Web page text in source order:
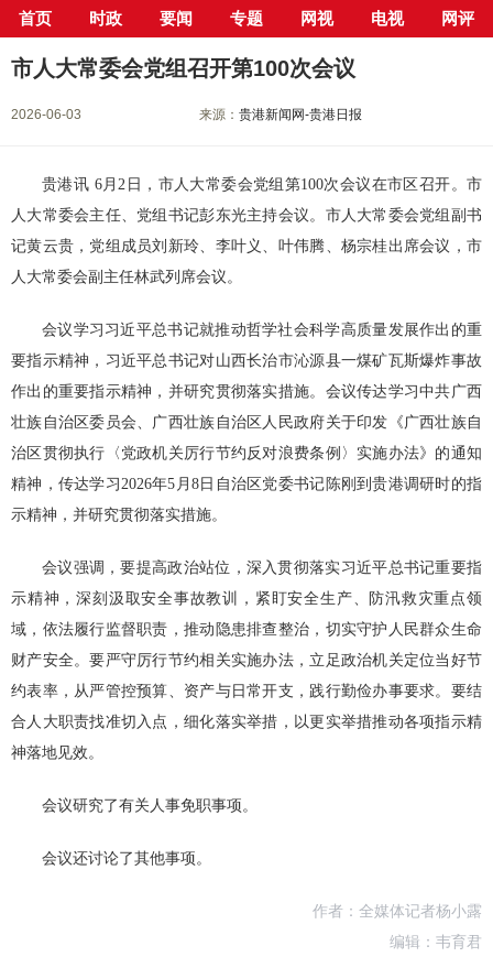
首页 时政 要闻 专题 网视 电视 网评
当前位置： 首页> 新闻中心> 要闻> 正文
市人大常委会党组召开第100次会议
2026-06-03 来源：贵港新闻网-贵港日报
贵港讯 6月2日，市人大常委会党组第100次会议在市区召开。市
人大常委会主任、党组书记彭东光主持会议。市人大常委会党组副书
记黄云贵，党组成员刘新玲、李叶义、叶伟腾、杨宗桂出席会议，市
人大常委会副主任林武列席会议。
会议学习习近平总书记就推动哲学社会科学高质量发展作出的重
要指示精神，习近平总书记对山西长治市沁源县一煤矿瓦斯爆炸事故
作出的重要指示精神，并研究贯彻落实措施。会议传达学习中共广西
壮族自治区委员会、广西壮族自治区人民政府关于印发《广西壮族自
治区贯彻执行〈党政机关厉行节约反对浪费条例〉实施办法》的通知
精神，传达学习2026年5月8日自治区党委书记陈刚到贵港调研时的指
示精神，并研究贯彻落实措施。
会议强调，要提高政治站位，深入贯彻落实习近平总书记重要指
示精神，深刻汲取安全事故教训，紧盯安全生产、防汛救灾重点领
域，依法履行监督职责，推动隐患排查整治，切实守护人民群众生命
财产安全。要严守厉行节约相关实施办法，立足政治机关定位当好节
约表率，从严管控预算、资产与日常开支，践行勤俭办事要求。要结
合人大职责找准切入点，细化落实举措，以更实举措推动各项指示精
神落地见效。
会议研究了有关人事免职事项。
会议还讨论了其他事项。
作者：全媒体记者杨小露
编辑：韦育君